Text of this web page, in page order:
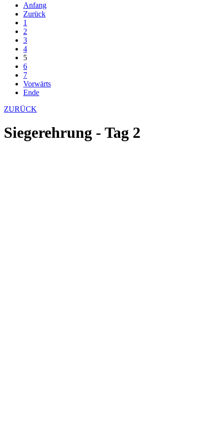
Anfang
Zurück
1
2
3
4
5
6
7
Vorwärts
Ende
ZURÜCK
Siegerehrung - Tag 2